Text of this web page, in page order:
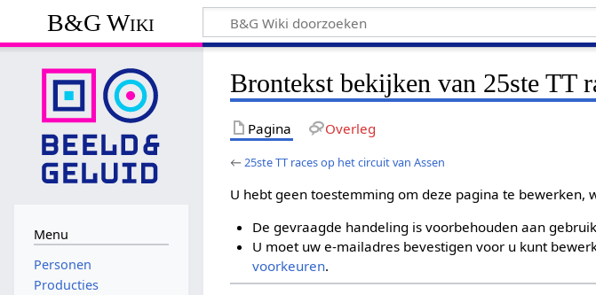
B&G Wiki
Brontekst bekijken van 25ste TT
Pagina Overleg
←25ste TT races op het circuit van Assen
U hebt geen toestemming om deze pagina te bewerken,
De gevraagde handeling is voorbehouden aan
U moet uw e-mailadres bevestigen voor u kunt
voorkeuren.
Menu
Personen
Producties